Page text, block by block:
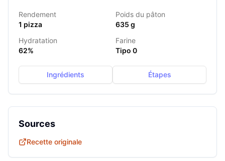
Rendement
1 pizza
Poids du pâton
635 g
Hydratation
62%
Farine
Tipo 0
Ingrédients Étapes
Sources
Recette originale